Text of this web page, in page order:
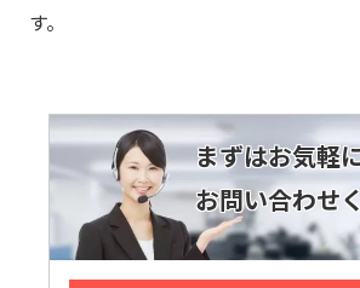
す。
まずはお気軽
お問い合わせ